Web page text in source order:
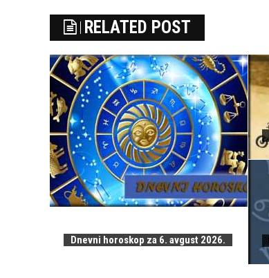
RELATED POST
Dnevni horoskop za 6. avgust 2026.